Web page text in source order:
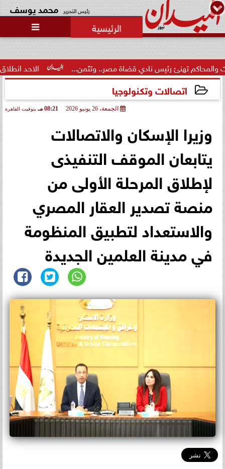
رئيس التحرير محمد يوسف

الاحد انطلاق  المرحلة تهنئ رئيس نادي قضاة مصر.. وتثمن...
اتصالات وتكنولوجيا
الجمعة، 26 يونيو 2026 08:21 مـ بتوقيت القاهرة
وزيرا الإسكان والاتصالات
يتابعان الموقف التنفيذى
لإطلاق المرحلة الأولى من
منصة تصدير العقار المصري
والاستعداد لتطبيق المنظومة
في مدينة العلمين الجديدة